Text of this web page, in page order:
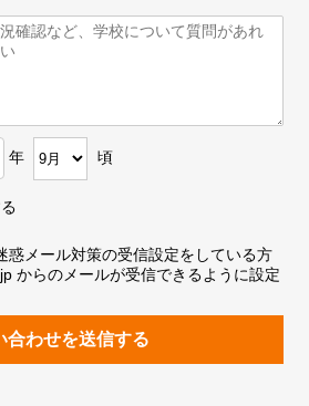
年 頃
惑メール対策の受信設定をしている方
からのメールが受信できるように設定
合わせを送信する